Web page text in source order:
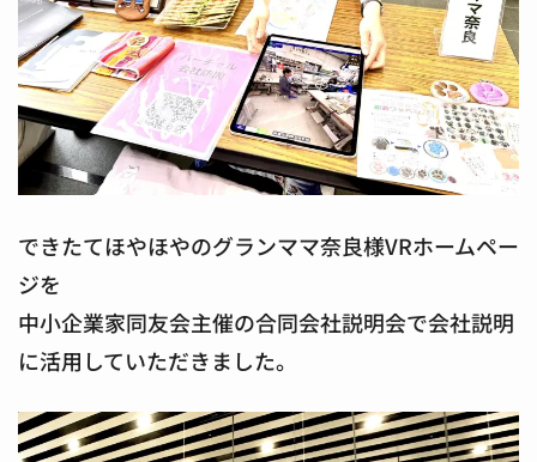
できたてほやほやのグランママ奈良様VRホームペー
ジを
中小企業家同友会主催の合同会社説明会で会社説明
に活用していただきました。